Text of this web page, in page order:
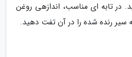
در تابه ای مناسب، اندازهی روغن
سیر رنده شده را در آن تفت دهید.